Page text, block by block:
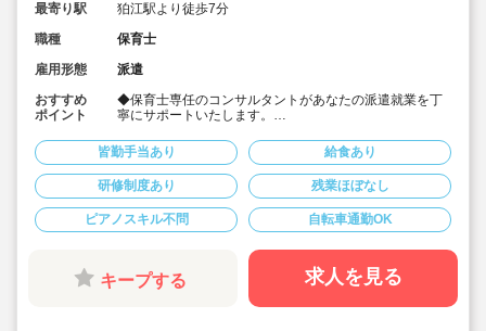
最寄り駅
狛江駅より徒歩7分
職種
保育士
雇用形態
派遣
おすすめ
ポイント
◆保育士専任のコンサルタントがあなたの派遣就業を丁
寧にサポートいたします。
…担任業務最大時給1,900円
…担任補助業務最大時給1,800円
◆フルタイムフルシフト制のお仕事ですが、あなたの条
件次第では時間固定制や、時短勤務も相談できる求人で
す。
◆しっかり稼ぎたい貴方から、空いた時間を有効活用し
たいという貴方まで対応できる求人です。
◆公立保育園のゆとりある人員配置の中で派遣就業して
皆勤手当あり 給食あり
研修制度あり 残業ほぼなし
ピアノスキル不問 自転車通勤OK
キープする 求人を見る